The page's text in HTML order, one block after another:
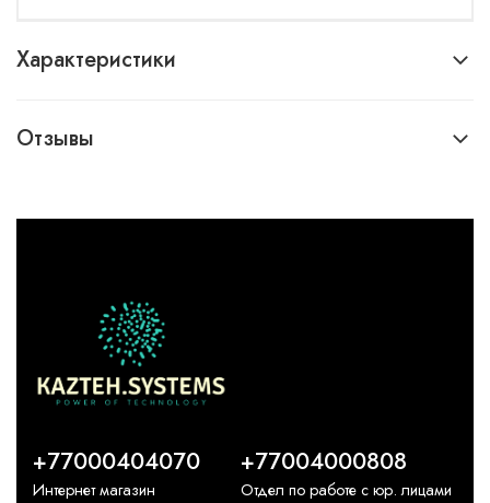
Характеристики
Отзывы
+77000404070
Интернет магазин
+77004000808
Отдел по работе с юр. лицами